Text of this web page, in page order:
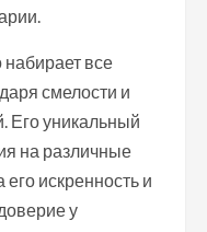
все
смелости и
Его уникальный
на различные
искренность и
у